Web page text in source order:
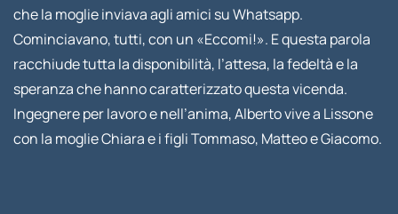
che la moglie inviava agli amici su Whatsapp.
Cominciavano, tutti, con un «Eccomi!». E questa parola
racchiude tutta la disponibilità, l’attesa, la fedeltà e la
speranza che hanno caratterizzato questa vicenda.
Ingegnere per lavoro e nell’anima, Alberto vive a Lissone
con la moglie Chiara e i figli Tommaso, Matteo e Giacomo.